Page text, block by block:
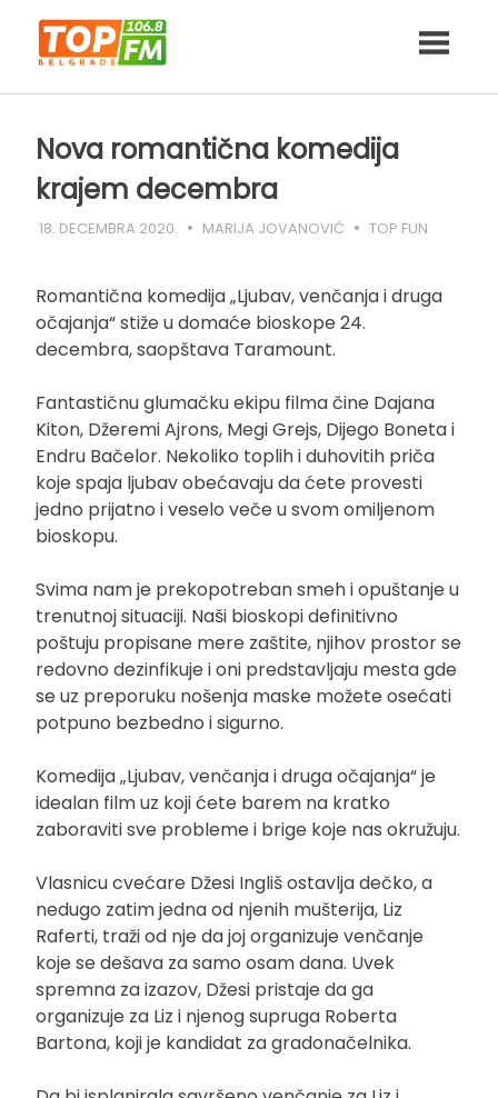
content
Nova romantična komedija
krajem decembra
18. DECEMBRA 2020. MARIJA JOVANOVIĆ TOP FUN
Romantična komedija „Ljubav, venčanja i druga
očajanja“ stiže u domaće bioskope 24.
decembra, saopštava Taramount.
Fantastičnu glumačku ekipu filma čine Dajana
Kiton, Džeremi Ajrons, Megi Grejs, Dijego Boneta i
Endru Bačelor. Nekoliko toplih i duhovitih priča
koje spaja ljubav obećavaju da ćete provesti
jedno prijatno i veselo veče u svom omiljenom
bioskopu.
Svima nam je prekopotreban smeh i opuštanje u
trenutnoj situaciji. Naši bioskopi definitivno
poštuju propisane mere zaštite, njihov prostor se
redovno dezinfikuje i oni predstavljaju mesta gde
se uz preporuku nošenja maske možete osećati
potpuno bezbedno i sigurno.
Komedija „Ljubav, venčanja i druga očajanja“ je
idealan film uz koji ćete barem na kratko
zaboraviti sve probleme i brige koje nas okružuju.
Vlasnicu cvećare Džesi Ingliš ostavlja dečko, a
nedugo zatim jedna od njenih mušterija, Liz
Raferti, traži od nje da joj organizuje venčanje
koje se dešava za samo osam dana. Uvek
spremna za izazov, Džesi pristaje da ga
organizuje za Liz i njenog supruga Roberta
Bartona, koji je kandidat za gradonačelnika.